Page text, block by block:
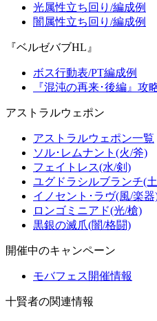
光属性立ち回り/編成例
闇属性立ち回り/編成例
『ベルゼバブHL』
ボス行動表/PT編成例
『混沌の再来･後編』攻
アストラルウェポン
アストラルウェポン一覧
ソル･レムナント(火/斧)
フェイトレス(水/剣)
ユグドラシルブランチ(
イノセント･ラヴ(風/楽器
ロンゴミニアド(光/槍)
黒銀の滅爪(闇/格闘)
開催中のキャンペーン
モバフェス開催情報
十賢者の関連情報